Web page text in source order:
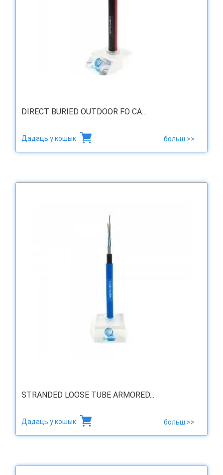
DIRECT BURIED OUTDOOR FO CA...
Дадаць у кошык больш >>
STRANDED LOOSE TUBE ARMORED...
Дадаць у кошык больш >>